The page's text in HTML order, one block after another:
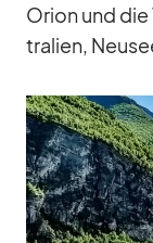
Orion und
tra­lien,